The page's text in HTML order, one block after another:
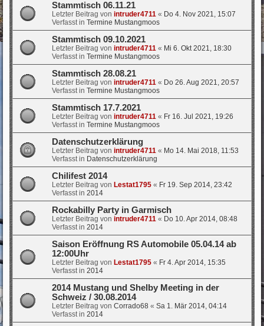
Stammtisch 06.11.21
Letzter Beitrag von intruder4711 « Do 4. Nov 2021, 15:07
Verfasst in Termine Mustangmoos
Stammtisch 09.10.2021
Letzter Beitrag von intruder4711 « Mi 6. Okt 2021, 18:30
Verfasst in Termine Mustangmoos
Stammtisch 28.08.21
Letzter Beitrag von intruder4711 « Do 26. Aug 2021, 20:57
Verfasst in Termine Mustangmoos
Stammtisch 17.7.2021
Letzter Beitrag von intruder4711 « Fr 16. Jul 2021, 19:26
Verfasst in Termine Mustangmoos
Datenschutzerklärung
Letzter Beitrag von intruder4711 « Mo 14. Mai 2018, 11:53
Verfasst in Datenschutzerklärung
Chilifest 2014
Letzter Beitrag von Lestat1795 « Fr 19. Sep 2014, 23:42
Verfasst in 2014
Rockabilly Party in Garmisch
Letzter Beitrag von intruder4711 « Do 10. Apr 2014, 08:48
Verfasst in 2014
Saison Eröffnung RS Automobile 05.04.14 ab
12:00Uhr
Letzter Beitrag von Lestat1795 « Fr 4. Apr 2014, 15:35
Verfasst in 2014
2014 Mustang und Shelby Meeting in der
Schweiz / 30.08.2014
Letzter Beitrag von Corrado68 « Sa 1. Mär 2014, 04:14
Verfasst in 2014